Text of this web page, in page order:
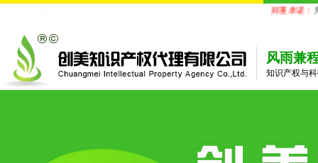
郑重承诺： 凡
风雨兼
知识产权与